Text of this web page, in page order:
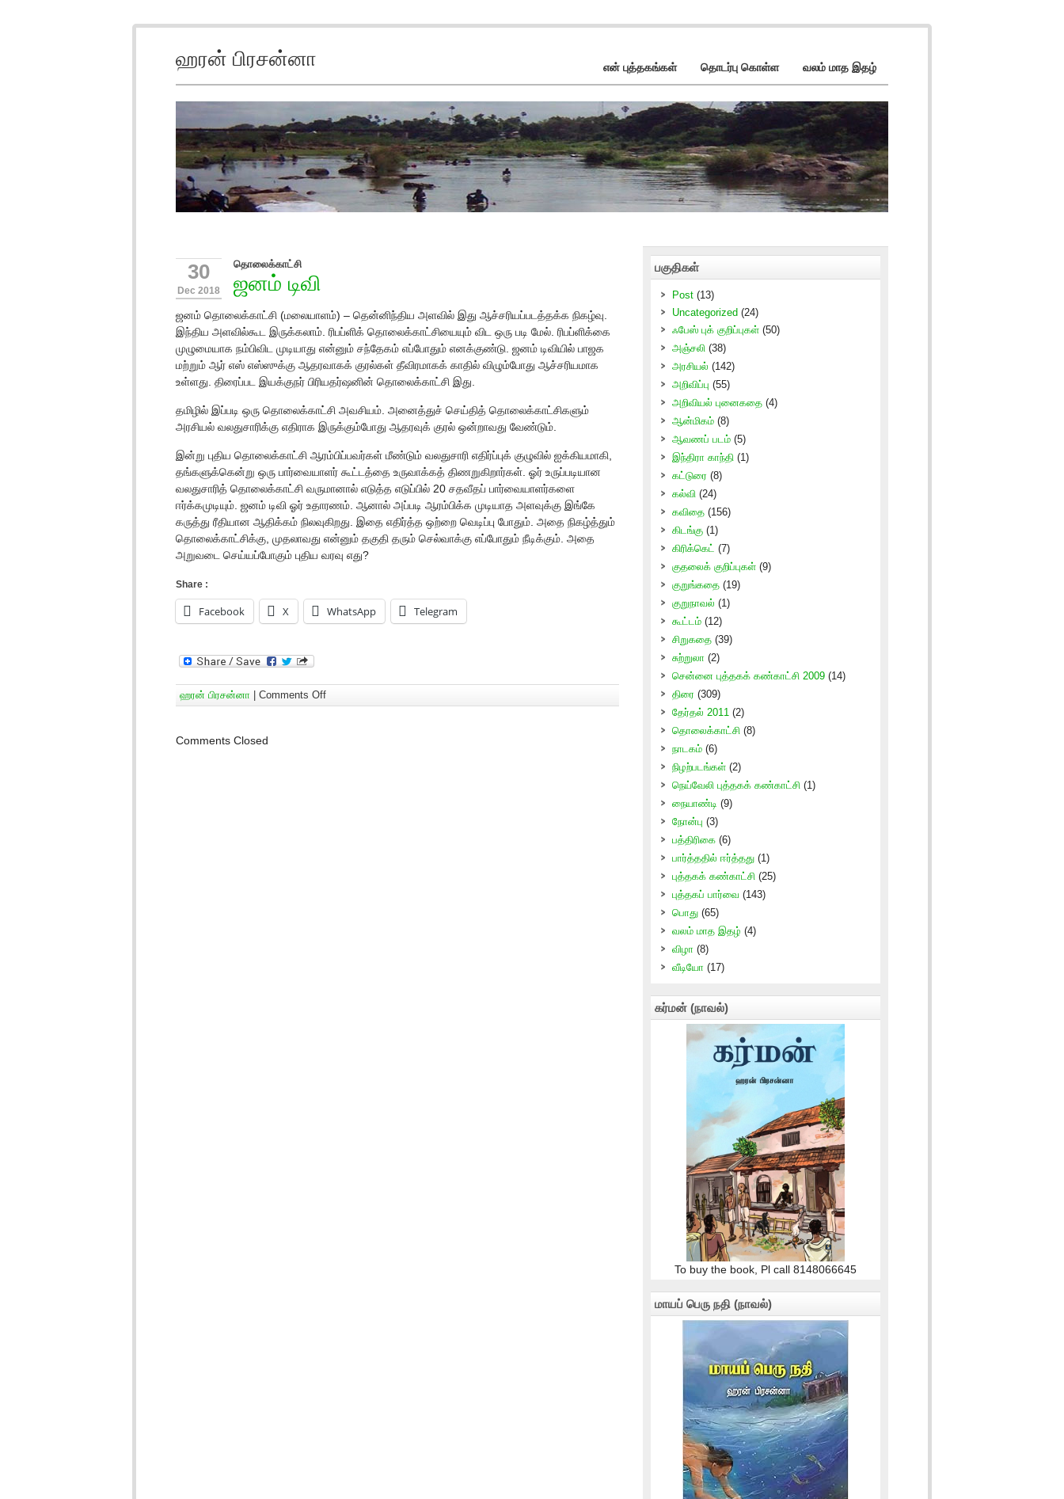
ஹரன் பிரசன்னா என் புத்தகங்கள் தொடர்பு கொள்ள வலம் மாத இதழ்
30
Dec 2018
தொலைக்காட்சி
ஜனம் டிவி
ஜனம் தொலைக்காட்சி (மலையாளம்) – தென்னிந்திய அளவில் இது ஆச்சரியப்படத்தக்க நிகழ்வு.
இந்திய அளவில்கூட இருக்கலாம். ரிபப்ளிக் தொலைக்காட்சியையும் விட ஒரு படி மேல். ரிபப்ளிக்கை
முழுமையாக நம்பிவிட முடியாது என்னும் சந்தேகம் எப்போதும் எனக்குண்டு. ஜனம் டிவியில் பாஜக
மற்றும் ஆர் எஸ் எஸ்ஸுக்கு ஆதரவாகக் குரல்கள் தீவிரமாகக் காதில் விழும்போது ஆச்சரியமாக
உள்ளது. திரைப்பட இயக்குநர் பிரியதர்ஷனின் தொலைக்காட்சி இது.
தமிழில் இப்படி ஒரு தொலைக்காட்சி அவசியம். அனைத்துச் செய்தித் தொலைக்காட்சிகளும்
அரசியல் வலதுசாரிக்கு எதிராக இருக்கும்போது ஆதரவுக் குரல் ஒன்றாவது வேண்டும்.
இன்று புதிய தொலைக்காட்சி ஆரம்பிப்பவர்கள் மீண்டும் வலதுசாரி எதிர்ப்புக் குழுவில் ஐக்கியமாகி,
தங்களுக்கென்று ஒரு பார்வையாளர் கூட்டத்தை உருவாக்கத் திணறுகிறார்கள். ஓர் உருப்படியான
வலதுசாரித் தொலைக்காட்சி வருமானால் எடுத்த எடுப்பில் 20 சதவீதப் பார்வையாளர்களை
ஈர்க்கமுடியும். ஜனம் டிவி ஓர் உதாரணம். ஆனால் அப்படி ஆரம்பிக்க முடியாத அளவுக்கு இங்கே
கருத்து ரீதியான ஆதிக்கம் நிலவுகிறது. இதை எதிர்த்த ஒற்றை வெடிப்பு போதும். அதை நிகழ்த்தும்
தொலைக்காட்சிக்கு, முதலாவது என்னும் தகுதி தரும் செல்வாக்கு எப்போதும் நீடிக்கும். அதை
அறுவடை செய்யப்போகும் புதிய வரவு எது?
Share :
Facebook X WhatsApp Telegram
ஹரன் பிரசன்னா Comments Off
Comments Closed
பகுதிகள்
Post (13)
Uncategorized (24)
ஃபேஸ் புக் குறிப்புகள் (50)
அஞ்சலி (38)
அரசியல் (142)
அறிவிப்பு (55)
அறிவியல் புனைகதை (4)
ஆன்மிகம் (8)
ஆவணப் படம் (5)
இந்திரா காந்தி (1)
கட்டுரை (8)
கல்வி (24)
கவிதை (156)
கிடங்கு (1)
கிரிக்கெட் (7)
குதலைக் குறிப்புகள் (9)
குறுங்கதை (19)
குறுநாவல் (1)
கூட்டம் (12)
சிறுகதை (39)
சுற்றுலா (2)
சென்னை புத்தகக் கண்காட்சி 2009 (14)
திரை (309)
தேர்தல் 2011 (2)
தொலைக்காட்சி (8)
நாடகம் (6)
நிழற்படங்கள் (2)
நெய்வேலி புத்தகக் கண்காட்சி (1)
நையாண்டி (9)
நோன்பு (3)
பத்திரிகை (6)
பார்த்ததில் ஈர்த்தது (1)
புத்தகக் கண்காட்சி (25)
புத்தகப் பார்வை (143)
பொது (65)
வலம் மாத இதழ் (4)
விழா (8)
வீடியோ (17)
கர்மன் (நாவல்)
To buy the book, Pl call 8148066645
மாயப் பெரு நதி (நாவல்)